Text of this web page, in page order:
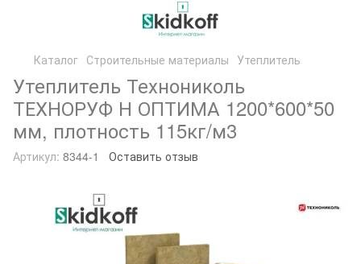
Каталог Строительные материалы Утеплитель
Утеплитель Технониколь
ТЕХНОРУФ Н ОПТИМА 1200*600*50
мм, плотность 115кг/м3
Артикул: 8344-1 Оставить отзыв